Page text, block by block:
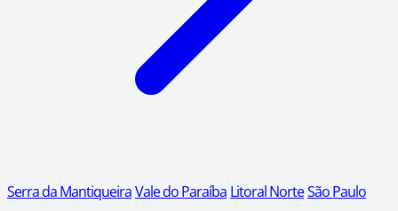
Serra da MantiqueiraVale do Paraíba Litoral NorteSão Paulo